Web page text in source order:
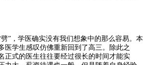
”，学医确实没有我们想象中的那么容易。本
医学生感叹仿佛重新回到了高三。除此之
正式的医生往往要经过很长的时间才能实